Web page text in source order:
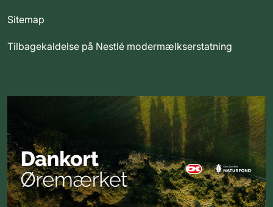
Sitemap
Tilbagekaldelse på Nestlé modermælkserstatning